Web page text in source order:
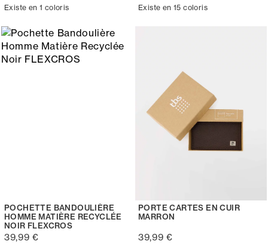
Existe en 1 coloris Existe en 15 coloris
POCHETTE BANDOULIÈRE
HOMME MATIÈRE RECYCLÉE
NOIR FLEXCROS
39,99 €
PORTE CARTES EN CUIR
MARRON
39,99 €